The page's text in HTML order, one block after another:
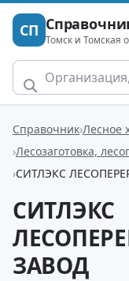
СП Томск и Томская
Справочник Лесное
Лесозаготовка,
СИТЛЭКС
СИТЛЭКС
ЗАВОД